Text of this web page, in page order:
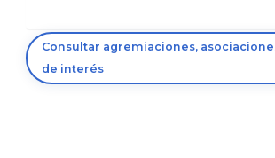
Consultar agremiaciones,
de interés